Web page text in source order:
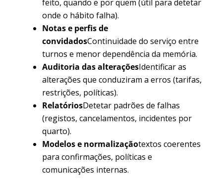
feito, quando e por quem (útil para detetar
onde o hábito falha).
Notas e perfis de
convidadosContinuidade do serviço entre
turnos e menor dependência da memória.
Auditoria das alteraçõesIdentificar as
alterações que conduziram a erros (tarifas,
restrições, políticas).
RelatóriosDetetar padrões de falhas
(registos, cancelamentos, incidentes por
quarto).
Modelos e normalizaçãotextos coerentes
para confirmações, políticas e
comunicações internas.